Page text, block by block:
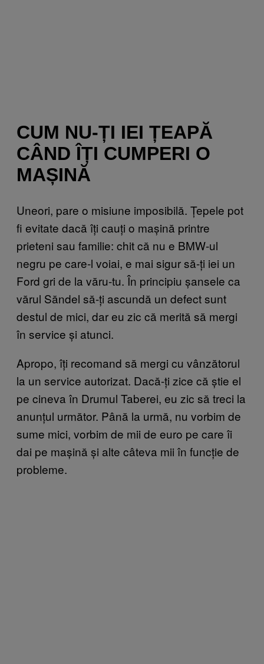
CUM NU-ȚI IEI ȚEAPĂ
CÂND ÎȚI CUMPERI O
MAȘINĂ
Uneori, pare o misiune imposibilă. Țepele pot
fi evitate dacă îți cauți o mașină printre
prieteni sau familie: chit că nu e BMW-ul
negru pe care-l voiai, e mai sigur să-ți iei un
Ford gri de la văru-tu. În principiu șansele ca
vărul Săndel să-ți ascundă un defect sunt
destul de mici, dar eu zic că merită să mergi
în service și atunci.
Apropo, îți recomand să mergi cu vânzătorul
la un service autorizat. Dacă-ți zice că știe el
pe cineva în Drumul Taberei, eu zic să treci la
anunțul următor. Până la urmă, nu vorbim de
sume mici, vorbim de mii de euro pe care îi
dai pe mașină și alte câteva mii în funcție de
probleme.